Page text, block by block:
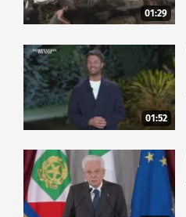
01:29
01:52